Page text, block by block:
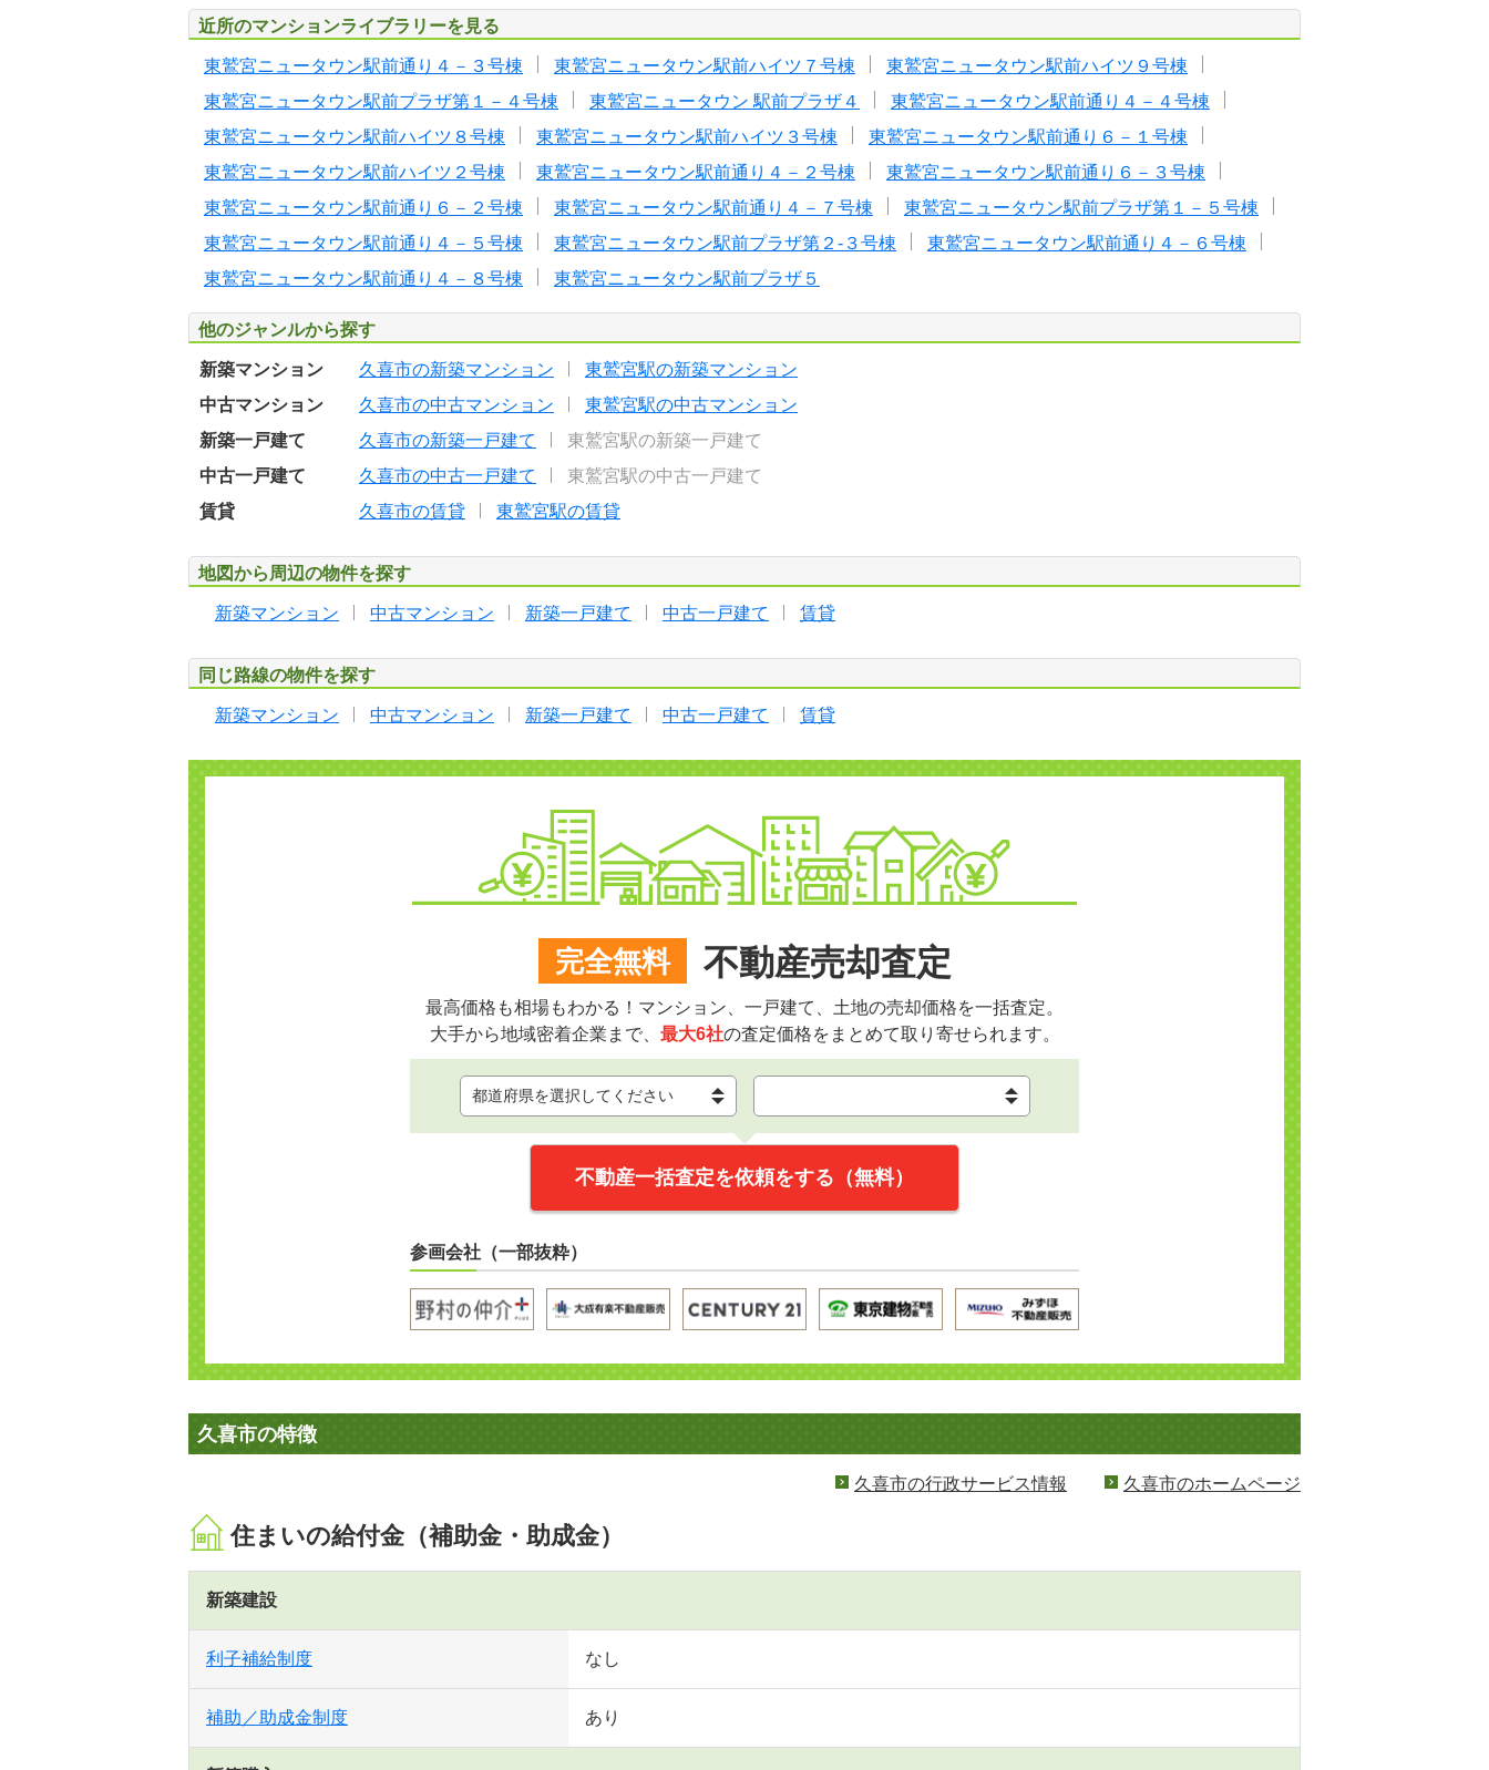
近所のマンションライブラリーを見る
東鷲宮ニュータウン駅前通り４－３号棟 東鷲宮ニュータウン駅前ハイツ７号棟
東鷲宮ニュータウン駅前ハイツ９号棟
東鷲宮ニュータウン駅前プラザ第１－４号棟
東鷲宮ニュータウン 駅前プラザ４
東鷲宮ニュータウン駅前通り４－４号棟
東鷲宮ニュータウン駅前ハイツ８号棟
東鷲宮ニュータウン駅前ハイツ３号棟
東鷲宮ニュータウン駅前通り６－１号棟
東鷲宮ニュータウン駅前ハイツ２号棟
東鷲宮ニュータウン駅前通り４－２号棟
東鷲宮ニュータウン駅前通り６－３号棟
東鷲宮ニュータウン駅前通り６－２号棟
東鷲宮ニュータウン駅前通り４－７号棟
東鷲宮ニュータウン駅前プラザ第１－５号棟
東鷲宮ニュータウン駅前通り４－５号棟
東鷲宮ニュータウン駅前プラザ第２-３号棟
東鷲宮ニュータウン駅前通り４－６号棟
東鷲宮ニュータウン駅前通り４－８号棟
東鷲宮ニュータウン駅前プラザ５
他のジャンルから探す
新築マンション 久喜市の新築マンション
東鷲宮駅の新築マンション
中古マンション
久喜市の中古マンション
東鷲宮駅の中古マンション
新築一戸建て
久喜市の新築一戸建て
東鷲宮駅の新築一戸建て
中古一戸建て
久喜市の中古一戸建て
東鷲宮駅の中古一戸建て
賃貸
久喜市の賃貸 東鷲宮駅の賃貸
地図から周辺の物件を探す
新築マンション 中古マンション 新築一戸建て 中古一戸建て 賃貸
同じ路線の物件を探す
新築マンション 中古マンション 新築一戸建て 中古一戸建て 賃貸
完全無料 不動産売却査定
最高価格も相場もわかる！マンション、一戸建て、土地の売却価格を一括査定。
大手から地域密着企業まで、 最大6社の査定価格をまとめて取り寄せられます。
不動産一括査定を依頼をする（無料）
参画会社（一部抜粋）
久喜市の特徴
久喜市の行政サービス情報 久喜市のホームページ
住まいの給付金（補助金・助成金）
新築建設
利子補給制度 なし
補助／助成金制度 あり